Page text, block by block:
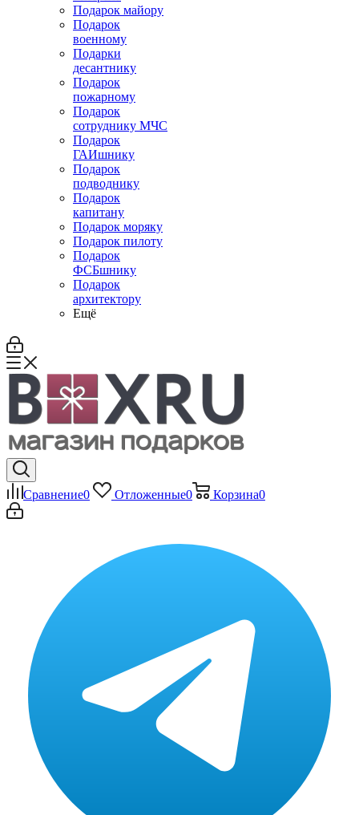
Подарок майору
Подарок
военному
Подарки
десантнику
Подарок
пожарному
Подарок
сотруднику МЧС
Подарок
ГАИшнику
Подарок
подводнику
Подарок
капитану
Подарок моряку
Подарок пилоту
Подарок
ФСБшнику
Подарок
архитектору
Ещё
Сравнение0 Отложенные0 Корзина0